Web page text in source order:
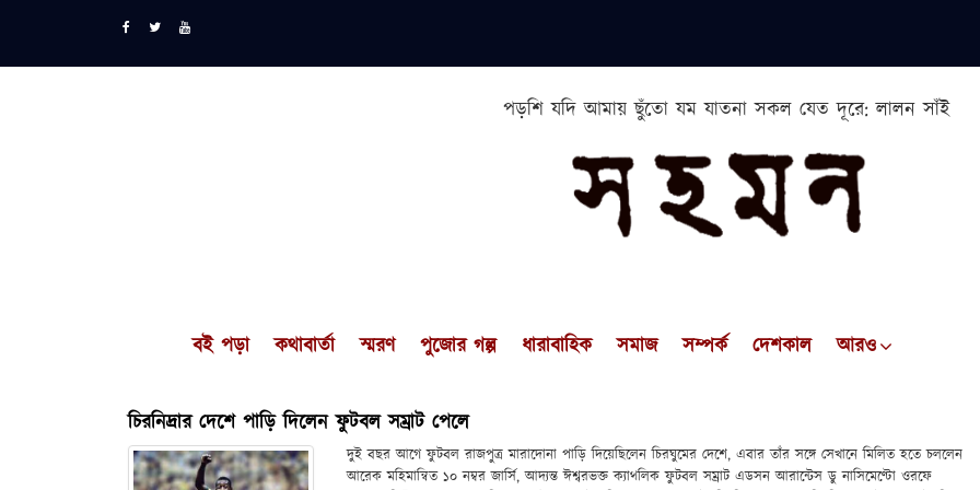
পড়শি যদি আমায় ছুঁতো যম যাতনা সকল যেত দূরে: লালন সাঁই
বই পড়া কথাবার্তা স্মরণ পুজোর গল্প ধারাবাহিক সমাজ সম্পর্ক দেশকাল আরও
চিরনিদ্রার দেশে পাড়ি দিলেন ফুটবল সম্রাট পেলে
দুই বছর আগে ফুটবল রাজপুত্র মারাদোনা পাড়ি দিয়েছিলেন চিরঘুমের দেশে, এবার তাঁর সঙ্গে সেখানে মিলিত হতে চললেন
আরেক মহিমান্বিত ১০ নম্বর জার্সি, আদ্যন্ত ঈশ্বরভক্ত ক্যাথলিক ফুটবল সম্রাট এডসন আরান্টেস ডু নাসিমেণ্টো ওরফে